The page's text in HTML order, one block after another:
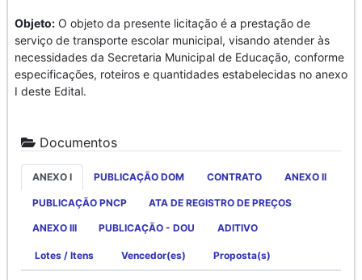
Objeto: O objeto da presente licitação é a prestação de
serviço de transporte escolar municipal, visando atender às
necessidades da Secretaria Municipal de Educação, conforme
especificações, roteiros e quantidades estabelecidas no anexo
I deste Edital.
Documentos
ANEXO I PUBLICAÇÃO DOM CONTRATO ANEXO II
PUBLICAÇÃO PNCP ATA DE REGISTRO DE PREÇOS
ANEXO III PUBLICAÇÃO - DOU ADITIVO
Lotes / Itens Vencedor(es) Proposta(s)